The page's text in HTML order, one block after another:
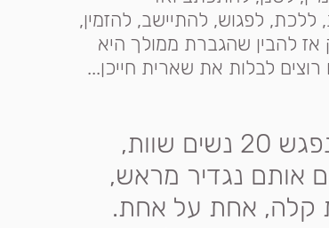
לפגוש, להתיישב, להזמין,
להבין שהגברת ממולך היא
לבלות את שארית חייכן...
שוות,
אותם נגדיר מראש,
קלה, אחת על אחת.